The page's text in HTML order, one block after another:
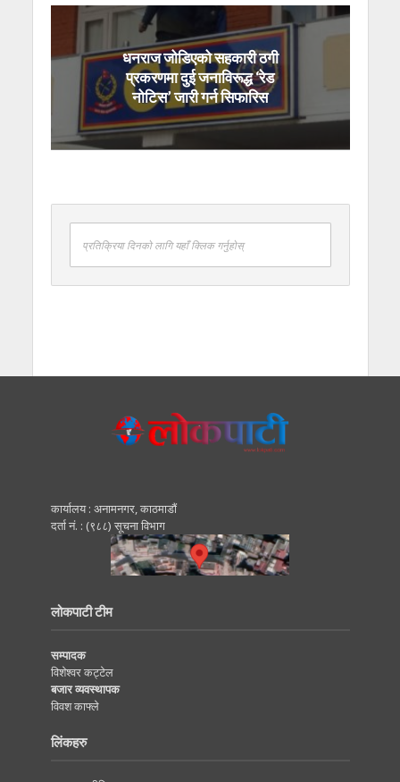
धनराज जोडिएको सहकारी ठगी
प्रकरणमा दुई जनाविरूद्ध ‘रेड
नोटिस’ जारी गर्न सिफारिस
प्रतिक्रिया दिनको लागि यहाँ क्लिक गर्नुहोस्
कार्यालय : अनामनगर, काठमाडाैं
दर्ता नं. : (९८८) सूचना विभाग
लोकपाटी टीम
सम्पादक
विशेश्वर कट्टेल
बजार व्यवस्थापक
विवश काफ्ले
लिंकहरु